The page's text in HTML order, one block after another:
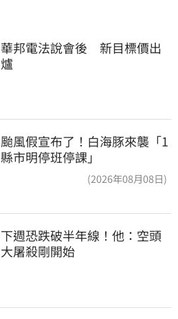
華邦電法說會後　新目標價出
爐
颱風假宣布了！白海豚來襲「1
縣市明停班停課」
(2026年08月08日)
下週恐跌破半年線！他：空頭
大屠殺剛開始